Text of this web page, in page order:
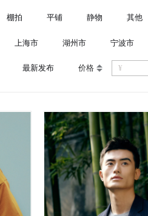
棚拍 平铺 静物 其他
上海市 湖州市 宁波市
最新发布 价格